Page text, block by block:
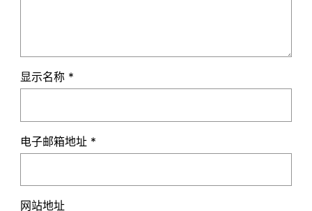
显示名称 *
电子邮箱地址 *
网站地址